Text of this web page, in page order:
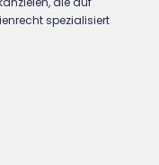
spezialisiert